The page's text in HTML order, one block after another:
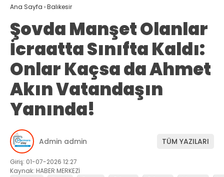
Ana Sayfa ›Balıkesir
Şovda Manşet Olanlar
İcraatta Sınıfta Kaldı:
Onlar Kaçsa da Ahmet
Akın Vatandaşın
Yanında!
Admin admin TÜM YAZILARI
Giriş: 01-07-2026 12:27
Kaynak: HABER MERKEZİ